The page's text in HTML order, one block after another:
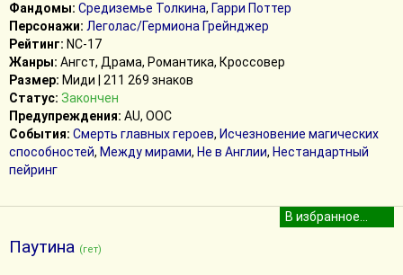
Фандомы: Средиземье Толкина, Гарри Поттер
Персонажи: Леголас/Гермиона Грейнджер
Рейтинг: NC-17
Жанры: Ангст, Драма, Романтика, Кроссовер
Размер: Миди | 211 269 знаков
Статус: Закончен
Предупреждения: AU, ООС
События: Смерть главных героев, Исчезновение магических
способностей, Между мирами, Не в Англии, Нестандартный
пейринг
Паутина (гет)